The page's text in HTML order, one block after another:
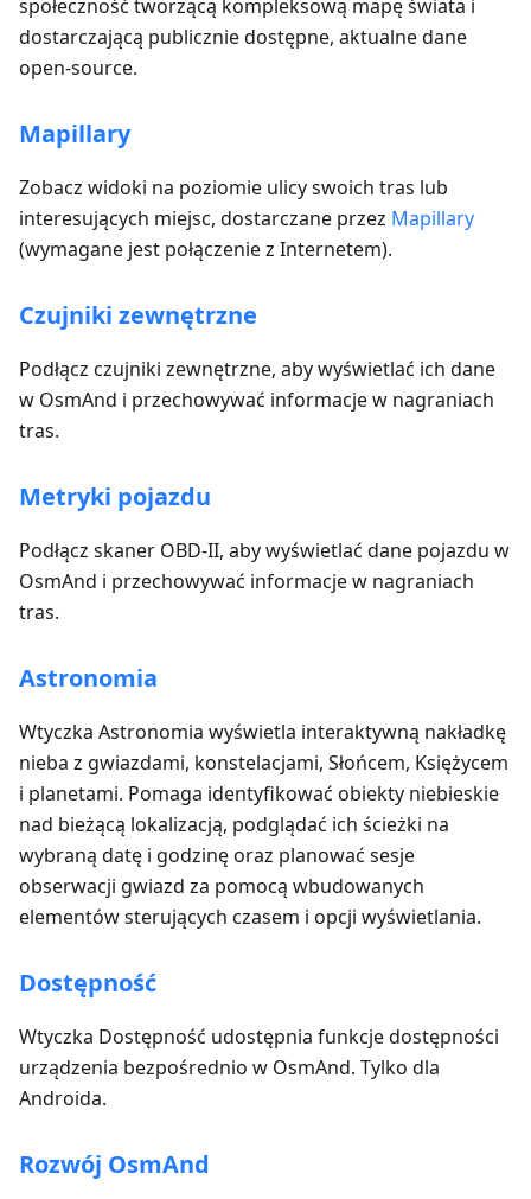
społeczność tworzącą kompleksową mapę świata i
dostarczającą publicznie dostępne, aktualne dane
open-source.
Mapillary
Zobacz widoki na poziomie ulicy swoich tras lub
interesujących miejsc, dostarczane przez Mapillary
(wymagane jest połączenie z Internetem).
Czujniki zewnętrzne
Podłącz czujniki zewnętrzne, aby wyświetlać ich dane
w OsmAnd i przechowywać informacje w nagraniach
tras.
Metryki pojazdu
Podłącz skaner OBD-II, aby wyświetlać dane pojazdu w
OsmAnd i przechowywać informacje w nagraniach
tras.
Astronomia
Wtyczka Astronomia wyświetla interaktywną nakładkę
nieba z gwiazdami, konstelacjami, Słońcem, Księżycem
i planetami. Pomaga identyfikować obiekty niebieskie
nad bieżącą lokalizacją, podglądać ich ścieżki na
wybraną datę i godzinę oraz planować sesje
obserwacji gwiazd za pomocą wbudowanych
elementów sterujących czasem i opcji wyświetlania.
Dostępność
Wtyczka Dostępność udostępnia funkcje dostępności
urządzenia bezpośrednio w OsmAnd. Tylko dla
Androida.
Rozwój OsmAnd